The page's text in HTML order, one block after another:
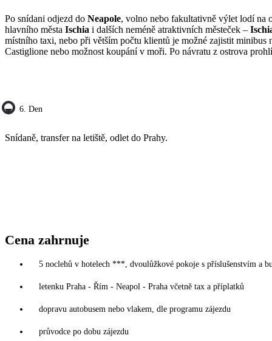
Po snídani odjezd do Neapole, volno nebo fakultativně výlet lodí na
hlavního města Ischia i dalších neméně atraktivních městeček –
místního taxi, nebo při větším počtu klientů je možné zajistit
Castiglione nebo možnost koupání v moři. Po návratu z ostrova
6. Den
Snídaně, transfer na letiště, odlet do Prahy.
Cena zahrnuje
5 noclehů v hotelech ***, dvoulůžkové pokoje s příslušenstvím a
letenku Praha - Řím - Neapol - Praha včetně tax a příplatků
dopravu autobusem nebo vlakem, dle programu zájezdu
průvodce po dobu zájezdu